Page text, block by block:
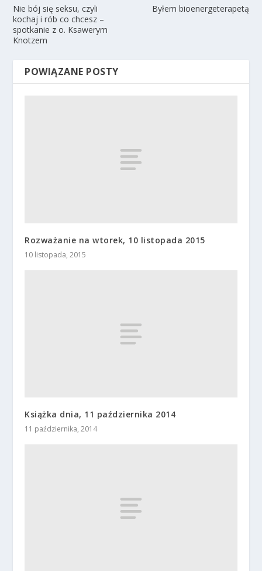
Nie bój się seksu, czyli
kochaj i rób co chcesz –
spotkanie z o. Ksawerym
Knotzem
Byłem bioenergeterapetą
POWIĄZANE POSTY
Rozważanie na wtorek, 10 listopada 2015
10 listopada, 2015
Książka dnia, 11 października 2014
11 października, 2014